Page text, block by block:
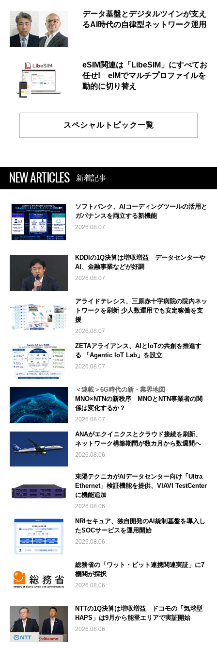
データ基盤とデジタルツインが支え
るAI時代の自律型ネットワーク運用
eSIM関連は「LibeSIM」にすべてお
任せ! eIMでマルチプロファイルを
動的に切り替え
スペシャルトピック一覧
NEW ARTICLES 新着記事
ソフトバンク、AIコーディングツールの活用と
ガバナンスを両立する新機能
2026.08.07
KDDIの1Q決算は増収増益 データセンターや
AI、金融事業などが好調
2026.08.07
アライドテレシス、三原赤十字病院の院内ネッ
トワークを刷新 少人数運用でも安定稼働を支
援
2026.08.07
ZETAアライアンス、AIとIoTの共創を推進す
る 「Agentic IoT Lab」を設立
2026.08.07
＜連載＞6G時代の新・業界地図
MNO×NTNの新秩序 MNOとNTN事業者の関
係は変化するか？
2026.08.07
ANAがエクイニクスとクラウド接続を刷新、
ネットワーク構築期間が数カ月から数週間へ
2026.08.06
東陽テクニカがAIデータセンター向け「Ultra
Ethernet」検証機能を提供、VIAVI TestCenter
に機能追加
2026.08.06
NRIセキュア、独自開発のAI統制基盤を導入し
たSOCサービスを運用開始
2026.08.06
総務省の「ワット・ビット連携関連実証」に7
機関が採択
2026.08.06
NTTの1Q決算は増収増益 ドコモの「気球型
HAPS」は9月から能登エリアで実証開始
2026.08.06